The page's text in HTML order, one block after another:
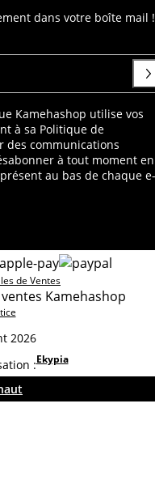
dans votre boîte mail !
Kamehashop utilise vos
à sa Politique de
des communications
à tout moment en
au bas de chaque e-
2026
de Ventes
Kamehashop
:Ekypia